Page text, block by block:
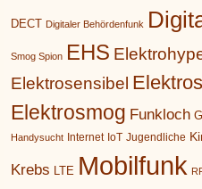
DECT Digitaler Behördenfunk
Smog Spion EHS
Elektrosensibel
Elektrosmog Funkloch
Handysucht Internet IoT Jugendliche
Krebs LTE Mobilfunk